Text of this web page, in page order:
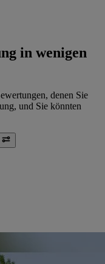
in wenigen
denen Sie
und Sie könnten